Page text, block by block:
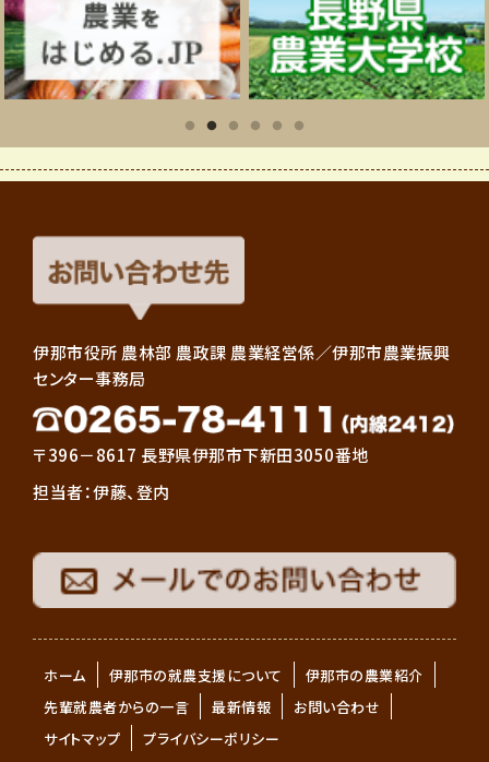
伊那市役所 農林部 農政課 農業経営係／伊那市農業振興
センター事務局
〒396－8617 長野県伊那市下新田3050番地
担当者：伊藤、登内
ホーム 伊那市の就農支援について
伊那市の農業紹介
先輩就農者からの一言
最新情報
お問い合わせ
サイトマップ
プライバシーポリシー